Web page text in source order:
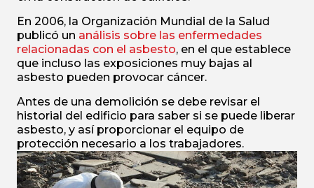
En 2006, la Organización Mundial de la Salud
publicó un análisis sobre las enfermedades
relacionadas con el asbesto, en el que establece
que incluso las exposiciones muy bajas al
asbesto pueden provocar cáncer.
Antes de una demolición se debe revisar el
historial del edificio para saber si se puede liberar
asbesto, y así proporcionar el equipo de
protección necesario a los trabajadores.